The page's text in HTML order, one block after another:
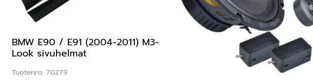
BMW E90 / E91 (2004-2011) M3-
Look sivuhelmat
Tuotenro: 70279